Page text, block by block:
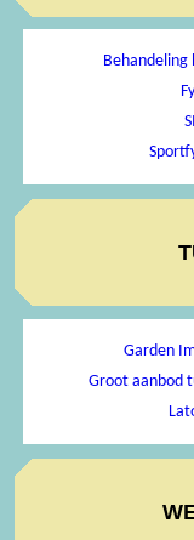
Behandeling
Garden
Groot aanbod